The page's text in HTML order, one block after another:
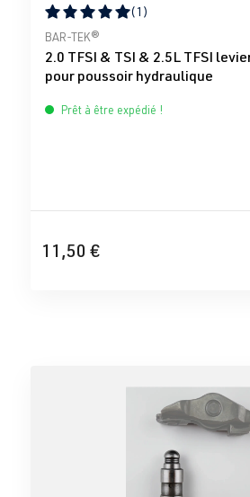
Note moyenne de 5 sur 5 étoiles
(1)
BAR-TEK®
2.0 TFSI & TSI & 2.5L TFSI
pour poussoir hydraulique
Prêt à être expédié !
11,50 €